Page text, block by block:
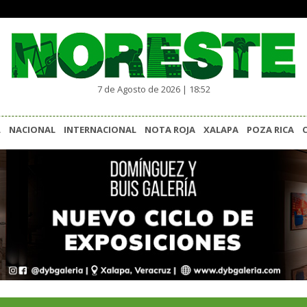
7 de Agosto de 2026 | 18:52
NACIONAL INTERNACIONAL NOTA ROJA XALAPA POZA RICA